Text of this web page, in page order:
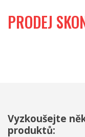
PRODEJ
Vyzkoušejte
produktů: